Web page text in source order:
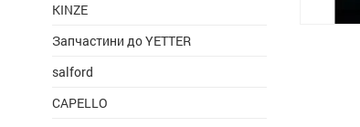
KINZE
Запчастини до YETTER
salford
CAPELLO